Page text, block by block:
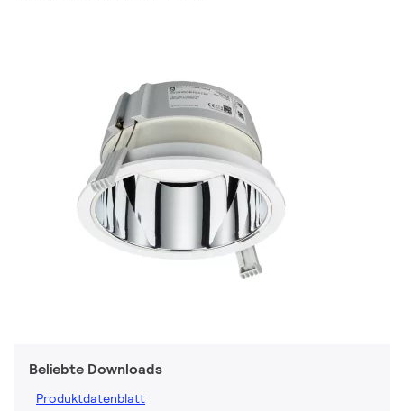
Beliebte Downloads
Produktdatenblatt